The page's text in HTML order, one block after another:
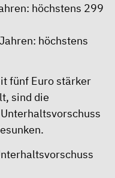
höchstens 299
höchstens
fünf Euro stärker
sind die